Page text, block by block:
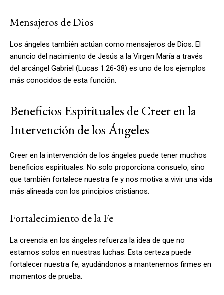
Mensajeros de Dios
Los ángeles también actúan como mensajeros de Dios. El
anuncio del nacimiento de Jesús a la Virgen María a través
del arcángel Gabriel (Lucas 1:26-38) es uno de los ejemplos
más conocidos de esta función.
Beneficios Espirituales de Creer en la
Intervención de los Ángeles
Creer en la intervención de los ángeles puede tener muchos
beneficios espirituales. No solo proporciona consuelo, sino
que también fortalece nuestra fe y nos motiva a vivir una vida
más alineada con los principios cristianos.
Fortalecimiento de la Fe
La creencia en los ángeles refuerza la idea de que no
estamos solos en nuestras luchas. Esta certeza puede
fortalecer nuestra fe, ayudándonos a mantenernos firmes en
momentos de prueba.